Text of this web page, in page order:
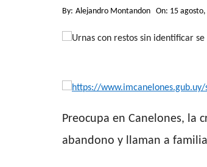
By: Alejandro Montandon On: 15
Preocupa en Canelones, la
abandono y llaman a